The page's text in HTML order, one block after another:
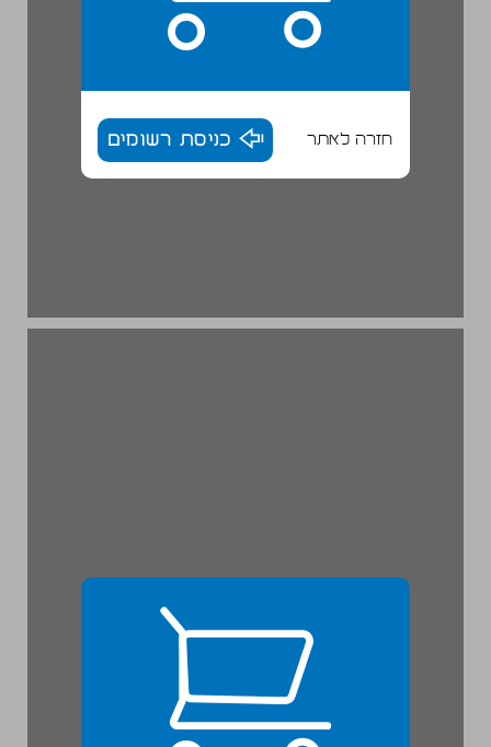
חזרה לאתר כניסת רשומים